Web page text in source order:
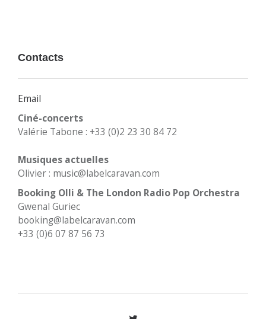
Contacts
Email
Ciné-concerts
Valérie Tabone : +33 (0)2 23 30 84 72
Musiques actuelles
Olivier : music@labelcaravan.com
Booking Olli & The London Radio Pop Orchestra
Gwenal Guriec
booking@labelcaravan.com
+33 (0)6 07 87 56 73